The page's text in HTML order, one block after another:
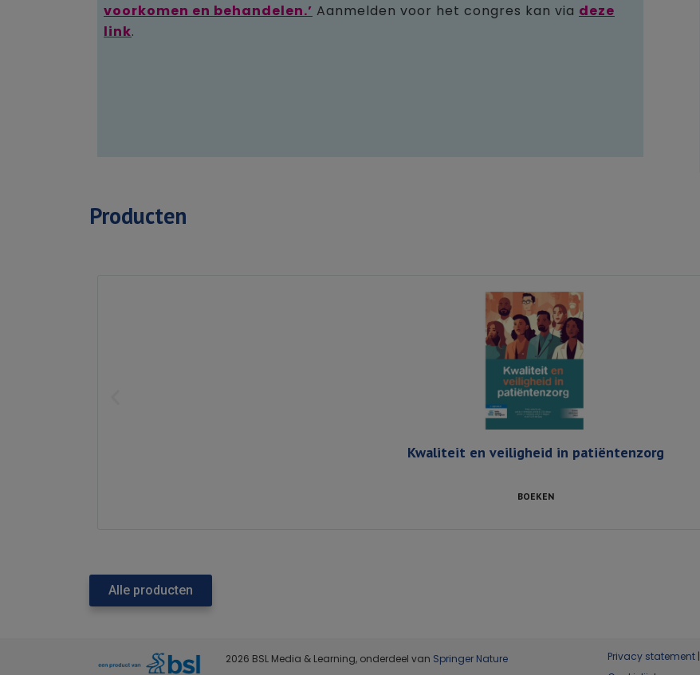
voorkomen en behandelen.’ Aanmelden voor het congres kan via deze
link.
Producten
Kwaliteit en veiligheid in patiëntenzorg
BOEKEN
Alle producten
2026 BSL Media & Learning, onderdeel van Springer Nature Privacy statement|